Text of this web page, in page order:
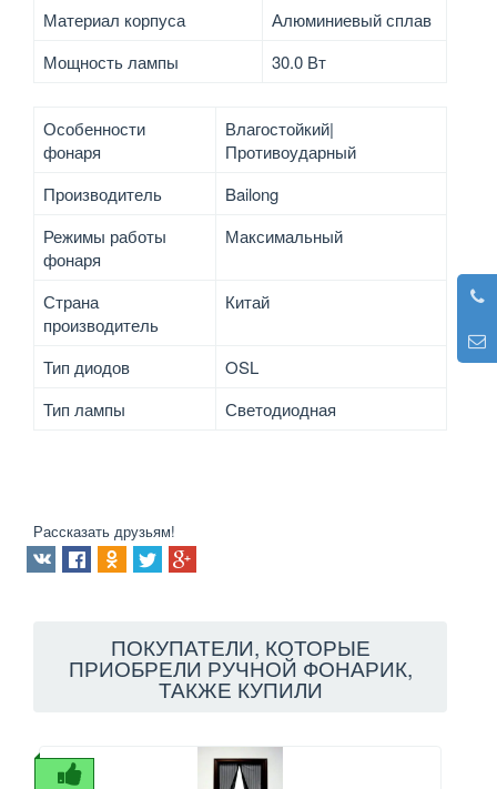
Материал корпуса
Алюминиевый сплав
Мощность лампы
30.0 Вт
Особенности
фонаря
Влагостойкий|
Противоударный
Производитель
Bailong
Режимы работы
фонаря
Максимальный
Страна
производитель
Китай
Тип диодов
OSL
Тип лампы
Светодиодная
Рассказать друзьям!
ПОКУПАТЕЛИ, КОТОРЫЕ
ПРИОБРЕЛИ РУЧНОЙ ФОНАРИК,
ТАКЖЕ КУПИЛИ